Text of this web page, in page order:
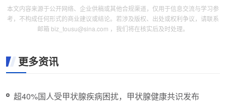
本文内容来源于公开网络、企业供稿或其他合规渠道，仅用于信息交流与学习参
考，不构成任何形式的商业建议或结论。若涉及版权、出处或权利争议，请联系
邮箱 biz_tousu@sina.com ，我们将在核实后及时处理。
更多资讯
超40%国人受甲状腺疾病困扰，甲状腺健康共识发布